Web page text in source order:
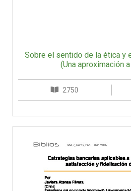
Sobre el sentido de la ética y
(Una aproximación
2750